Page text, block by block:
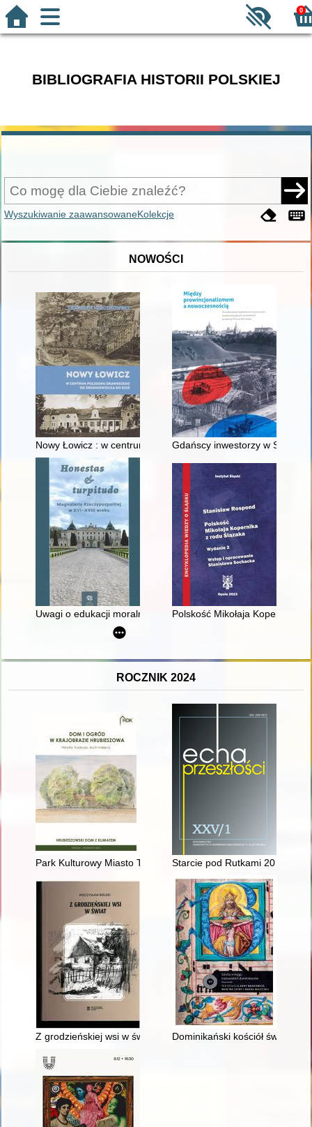
0
BIBLIOGRAFIA HISTORII POLSKIEJ
Wyszukiwanie zaawansowaneKolekcje
NOWOŚCI
Nowy Łowicz : w centrum poligonu drawskiego od
Gdańscy inwestorzy w
Uwagi o edukacji moralnej synów szlacheckich w XVI-
Polskość Mikołaja Kopernika z
ROCZNIK 2024
Park Kulturowy Miasto Tkaczy (Zgierz)Starcie pod Rutkami 20 maja
Z grodzieńskiej wsi w świat Dominikański kościół św.